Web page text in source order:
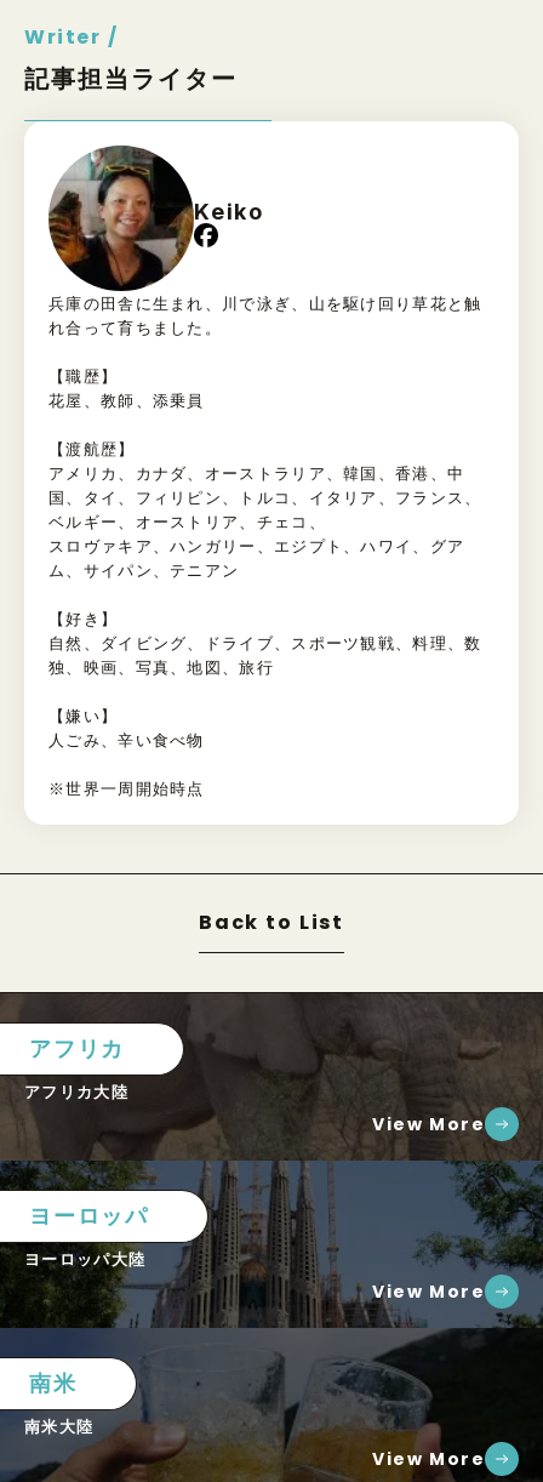
Writer /
記事担当ライター
Keiko
兵庫の田舎に生まれ、川で泳ぎ、山を駆け回り草花と触
れ合って育ちました。
【職歴】
花屋、教師、添乗員
【渡航歴】
アメリカ、カナダ、オーストラリア、韓国、香港、中
国、タイ、フィリピン、トルコ、イタリア、フランス、
ベルギー、オーストリア、チェコ、
スロヴァキア、ハンガリー、エジプト、ハワイ、グア
ム、サイパン、テニアン
【好き】
自然、ダイビング、ドライブ、スポーツ観戦、料理、数
独、映画、写真、地図、旅行
【嫌い】
人ごみ、辛い食べ物
※世界一周開始時点
Back to List
アフリカ
アフリカ大陸
View More
ヨーロッパ
ヨーロッパ大陸
View More
南米
南米大陸
View More